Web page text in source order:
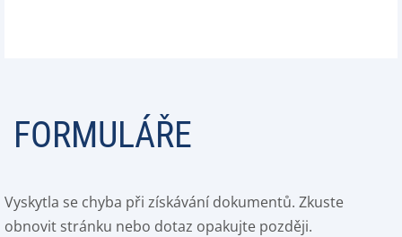
FORMULÁŘE
Vyskytla se chyba při získávání dokumentů. Zkuste
obnovit stránku nebo dotaz opakujte později.